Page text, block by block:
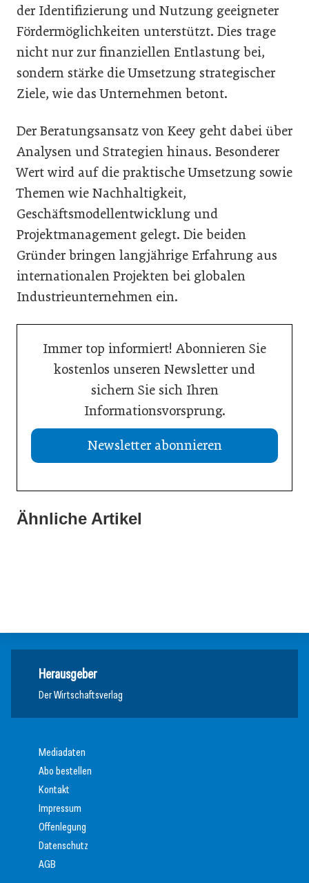
der Identifizierung und Nutzung geeigneter
Fördermöglichkeiten unterstützt. Dies trage
nicht nur zur finanziellen Entlastung bei,
sondern stärke die Umsetzung strategischer
Ziele, wie das Unternehmen betont.
Der Beratungsansatz von Keey geht dabei über
Analysen und Strategien hinaus. Besonderer
Wert wird auf die praktische Umsetzung sowie
Themen wie Nachhaltigkeit,
Geschäftsmodellentwicklung und
Projektmanagement gelegt. Die beiden
Gründer bringen langjährige Erfahrung aus
internationalen Projekten bei globalen
Industrieunternehmen ein.
Immer top informiert! Abonnieren Sie
kostenlos unseren Newsletter und
sichern Sie sich Ihren
Informationsvorsprung.
Newsletter abonnieren
Ähnliche Artikel
21. Juli 2026
Herausgeber
Der Wirtschaftsverlag
Mediadaten
Abo bestellen
Kontakt
Impressum
Offenlegung
Datenschutz
AGB